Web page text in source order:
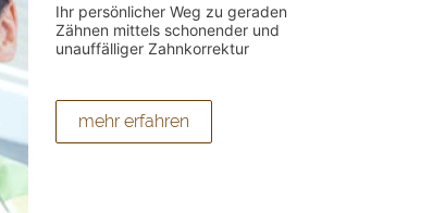
Ihr persönlicher Weg zu geraden
Zähnen mittels schonender und
unauffälliger Zahnkorrektur
mehr erfahren